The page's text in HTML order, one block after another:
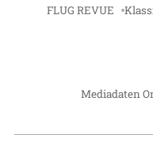
FLUG REVUE
Mediadaten